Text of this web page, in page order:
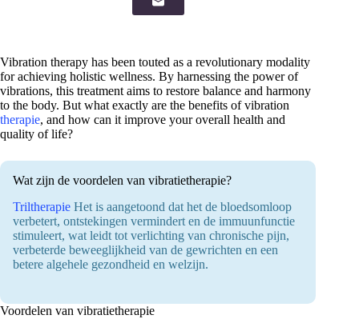
Vibration therapy has been touted as a revolutionary modality
for achieving holistic wellness. By harnessing the power of
vibrations, this treatment aims to restore balance and harmony
to the body. But what exactly are the benefits of vibration
therapie, and how can it improve your overall health and
quality of life?
Wat zijn de voordelen van vibratietherapie?
Triltherapie Het is aangetoond dat het de bloedsomloop
verbetert, ontstekingen vermindert en de immuunfunctie
stimuleert, wat leidt tot verlichting van chronische pijn,
verbeterde beweeglijkheid van de gewrichten en een
betere algehele gezondheid en welzijn.
Voordelen van vibratietherapie